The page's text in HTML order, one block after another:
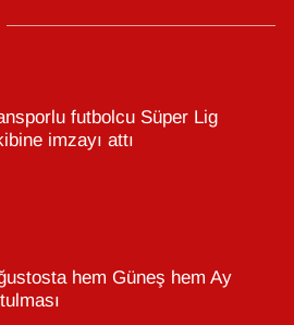
futbolcu Süper Lig
imzayı attı
hem Güneş hem Ay